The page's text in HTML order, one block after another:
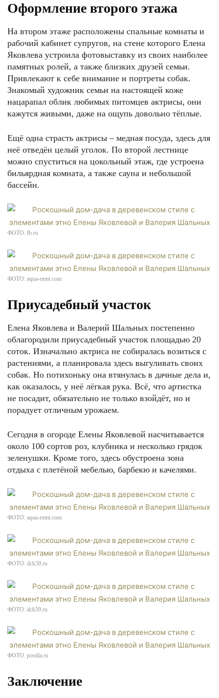
Оформление второго этажа
На втором этаже расположены спальные комнаты и
рабочий кабинет супругов, на стене которого Елена
Яковлева устроила фотовыставку из своих наиболее
памятных ролей, а также близких друзей семьи.
Привлекают к себе внимание и портреты собак.
Знакомый художник семьи на настоящей коже
нацарапал облик любимых питомцев актрисы, они
кажутся живыми, даже на ощупь довольно тёплые.
Ещё одна страсть актрисы – медная посуда, здесь для
неё отведён целый уголок. По второй лестнице
можно спуститься на цокольный этаж, где устроена
бильярдная комната, а также сауна и небольшой
бассейн.
ФОТО: fb.ru
ФОТО: aqua-rmnt.com
Приусадебный участок
Елена Яковлева и Валерий Шальных постепенно
облагородили приусадебный участок площадью 20
соток. Изначально актриса не собиралась возиться с
растениями, а планировала здесь выгуливать своих
собак. Но потихоньку она втянулась в дачные дела и,
как оказалось, у неё лёгкая рука. Всё, что артистка
не посадит, обязательно не только взойдёт, но и
порадует отличным урожаем.
Сегодня в огороде Елены Яковлевой насчитывается
около 100 сортов роз, клубника и несколько грядок
зеленушки. Кроме того, здесь обустроена зона
отдыха с плетёной мебелью, барбекю и качелями.
ФОТО: aqua-rmnt.com
ФОТО: dck59.ru
ФОТО: dck59.ru
ФОТО: postila.ru
Заключение